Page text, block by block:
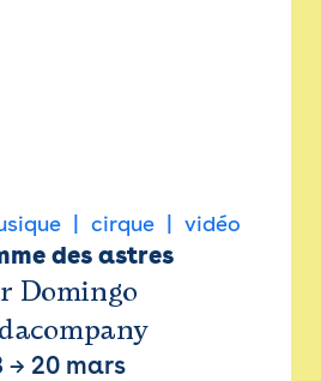
cirque vidéo
des astres
Domingo
→ 20 mars